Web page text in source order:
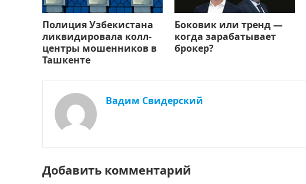
Полиция Узбекистана
ликвидировала колл-
центры мошенников в
Ташкенте
Боковик или тренд —
когда зарабатывает
брокер?
Вадим Свидерский
Добавить комментарий